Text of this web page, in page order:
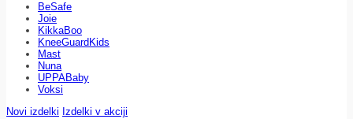
BeSafe
Joie
KikkaBoo
KneeGuardKids
Mast
Nuna
UPPABaby
Voksi
Novi izdelki Izdelki v akciji